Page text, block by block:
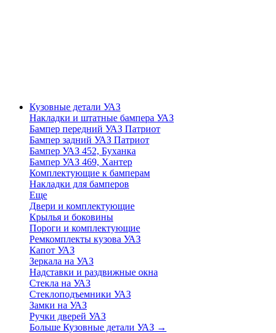
Кузовные детали УАЗ
Накладки и штатные бампера УАЗ
Бампер передний УАЗ Патриот
Бампер задний УАЗ Патриот
Бампер УАЗ 452, Буханка
Бампер УАЗ 469, Хантер
Комплектующие к бамперам
Накладки для бамперов
Еще
Двери и комплектующие
Крылья и боковины
Пороги и комплектующие
Ремкомплекты кузова УАЗ
Капот УАЗ
Зеркала на УАЗ
Надставки и раздвижные окна
Стекла на УАЗ
Стеклоподъемники УАЗ
Замки на УАЗ
Ручки дверей УАЗ
Больше Кузовные детали УАЗ →